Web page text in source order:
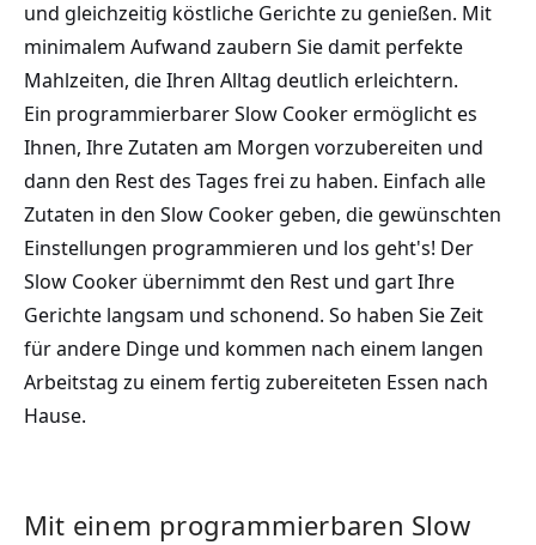
und gleichzeitig köstliche Gerichte zu genießen. Mit
minimalem Aufwand zaubern Sie damit perfekte
Mahlzeiten, die Ihren Alltag deutlich erleichtern.
Ein programmierbarer Slow Cooker ermöglicht es
Ihnen, ⁣Ihre Zutaten am Morgen vorzubereiten und
dann den‍ Rest⁢ des Tages frei zu haben. Einfach alle⁢
Zutaten in den Slow ​Cooker geben, die gewünschten
Einstellungen programmieren ‌und los geht's! Der
Slow Cooker übernimmt den Rest und gart‍ Ihre
Gerichte langsam und schonend. So haben Sie Zeit
für‌ andere Dinge und kommen nach einem langen
Arbeitstag zu einem fertig zubereiteten Essen nach
Hause.
Mit einem programmierbaren Slow​